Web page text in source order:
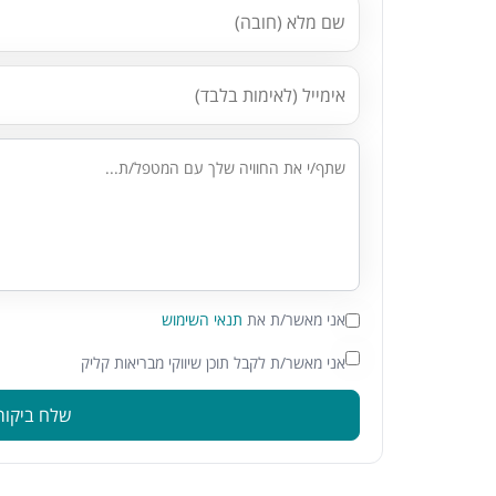
אני מאשר/ת את תנאי השימוש
אני מאשר/ת לקבל תוכן שיווקי מבריאות קליק
שלח